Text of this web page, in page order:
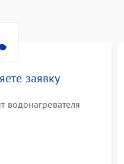
заявку
водонагревателя